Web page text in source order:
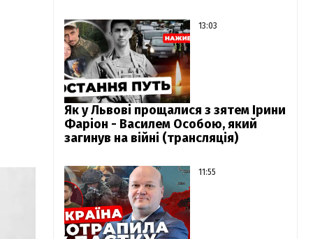
13:03
Як у Львові прощалися з зятем Ірини
Фаріон - Василем Особою, який
загинув на війні (трансляція)
11:55